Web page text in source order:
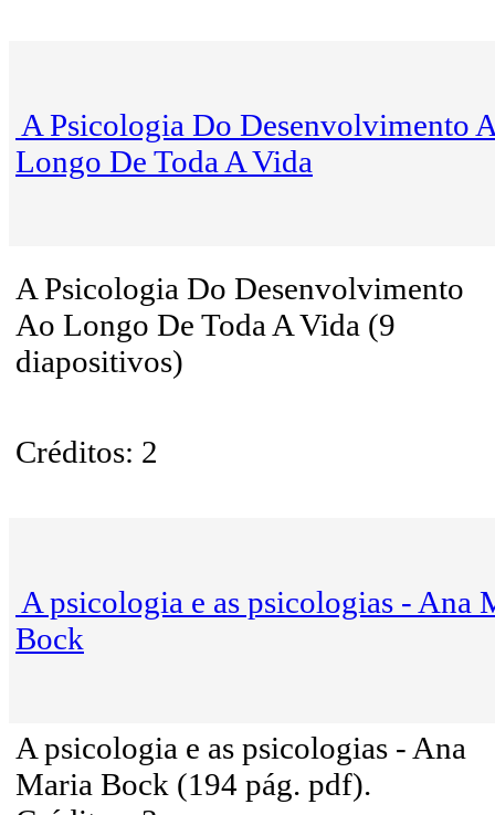
A Psicologia Do Desenvolvimento
Longo De Toda A Vida
A Psicologia Do Desenvolvimento
Ao Longo De Toda A Vida (9
diapositivos)
Créditos: 2
A psicologia e as psicologias - Ana
Bock
A psicologia e as psicologias - Ana
Maria Bock (194 pág. pdf).